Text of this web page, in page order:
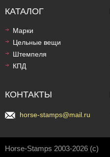
КАТАЛОГ
Марки
Цельные вещи
Штемпеля
КПД
КОНТАКТЫ
horse-stamps@mail.ru
Horse-Stamps 2003-2026 (c)